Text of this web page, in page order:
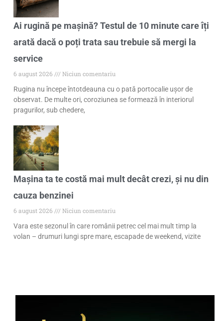
Ai rugină pe mașină? Testul de 10 minute care îți
arată dacă o poți trata sau trebuie să mergi la
service
6 august 2026
Niciun comentariu
Rugina nu începe întotdeauna cu o pată portocalie ușor de
observat. De multe ori, coroziunea se formează în interiorul
pragurilor, sub chedere,
Mașina ta te costă mai mult decât crezi, și nu din
cauza benzinei
6 august 2026
Niciun comentariu
Vara este sezonul în care românii petrec cel mai mult timp la
volan – drumuri lungi spre mare, escapade de weekend, vizite